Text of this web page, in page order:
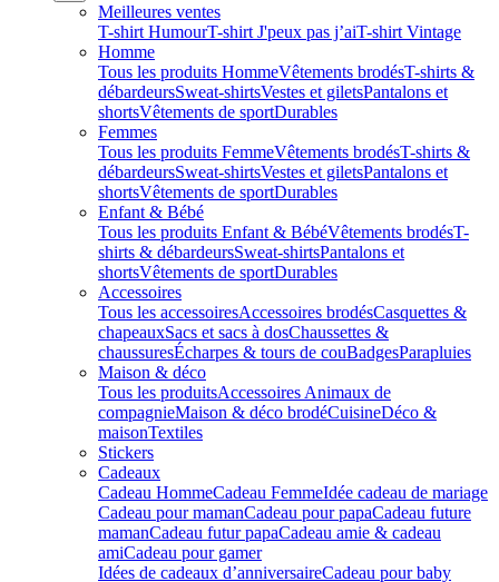
Meilleures ventes
T-shirt HumourT-shirt J'peux pas j’aiT-shirt Vintage
Homme
Tous les produits HommeVêtements brodésT-shirts &
débardeursSweat-shirtsVestes et giletsPantalons et
shortsVêtements de sportDurables
Femmes
Tous les produits FemmeVêtements brodésT-shirts &
débardeursSweat-shirtsVestes et giletsPantalons et
shortsVêtements de sportDurables
Enfant & Bébé
Tous les produits Enfant & BébéVêtements brodésT-
shirts & débardeursSweat-shirtsPantalons et
shortsVêtements de sportDurables
Accessoires
Tous les accessoiresAccessoires brodésCasquettes &
chapeauxSacs et sacs à dosChaussettes &
chaussuresÉcharpes & tours de couBadgesParapluies
Maison & déco
Tous les produitsAccessoires Animaux de
compagnieMaison & déco brodéCuisineDéco &
maisonTextiles
Stickers
Cadeaux
Cadeau HommeCadeau FemmeIdée cadeau de mariage​
Cadeau pour mamanCadeau pour papaCadeau future
mamanCadeau futur papaCadeau amie & cadeau
amiCadeau pour gamer
Idées de cadeaux d’anniversaireCadeau pour baby